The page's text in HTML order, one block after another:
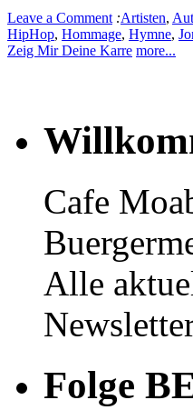
Leave a Comment :Artisten,
HipHop, Hommage, Hymne,
Zeig Mir Deine Karre more...
Cafe
Alle
Folge